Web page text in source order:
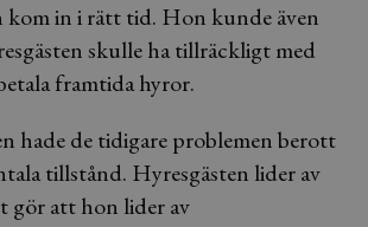
kom in i rätt tid. Hon kunde även
skulle ha tillräckligt med
framtida hyror.
hade de tidigare problemen berott
tillstånd. Hyresgästen lider av
gör att hon lider av